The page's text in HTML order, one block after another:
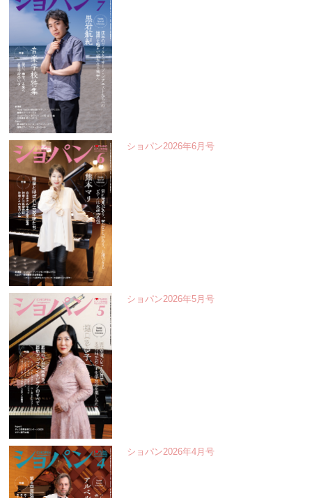
ショパン2026年6月号
ショパン2026年5月号
ショパン2026年4月号